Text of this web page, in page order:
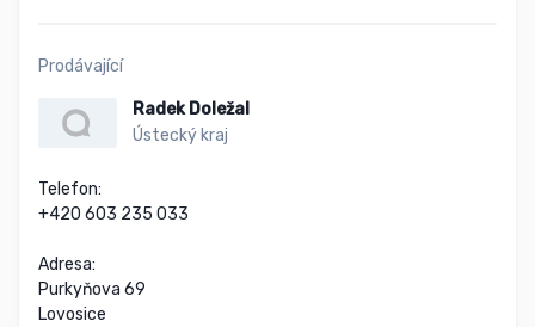
Prodávající
Radek Doležal
Ústecký kraj
Telefon:
+420 603 235 033
Adresa:
Purkyňova 69
Lovosice